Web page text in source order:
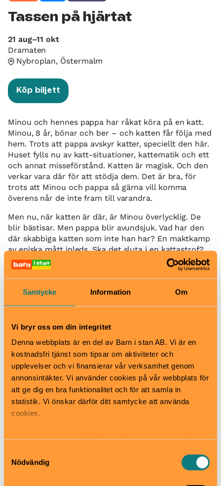
Samtycke Information Om
Vi bryr oss om din integritet
Denna webbplats är en del av Barn i stan AB. Vi är en
kostnadsfri tjänst som tipsar om aktiviteter och
upplevelser och vi finansierar vår verksamhet genom
annonsintäkter. Vi använder cookies på vår webbplats för
att ge dig en bra funktionalitet och för att samla in
statistik. Vi önskar därför ditt samtycke att använda
cookies.
samt tillhandahålla funktioner för sociala medier. Vi
vidarebefordrar även sådana identifierare och annan
Nödvändig
Tassen på hjärtat
21 aug–11 okt
Dramaten
Nybroplan, Östermalm
Köp biljett
Minou och hennes pappa har råkat köra på en katt.
Minou, 8 år, bönar och ber – och katten får följa med
hem. Trots att pappa avskyr katter, speciellt den här.
Huset fylls nu av katt-situationer, kattematik och ett
och annat misseförstånd. Katten är magisk. Och den
verkar vara där för att stödja dem. Det är bra, för
trots att Minou och pappa så gärna vill komma
överens når de inte fram till varandra.
Men nu, när katten är där, är Minou överlycklig. De
blir bästisar. Men pappa blir avundsjuk. Vad har den
där skabbiga katten som inte han har? En maktkamp
av episka mått inleds. Ska det sluta i en kattastrof?
Eller är det så att alla räddar alla?
Tassen på hjärtat är ett humoristiskt drama om ett
barns starka längtan efter ett husdjur, men också
med en katt förändrar en familjs liv för alltid.
När
21 augusti-11 oktober
Pris
150-250 kronor
Bra att veta
Okej med matsäck
Restaurang
Hitta hit